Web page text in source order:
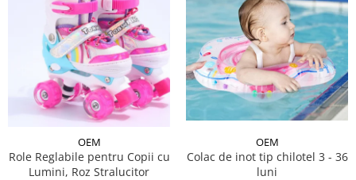
OEM
Role Reglabile pentru Copii cu
Lumini, Roz Stralucitor
OEM
Colac de inot tip chilotel 3 - 36
luni